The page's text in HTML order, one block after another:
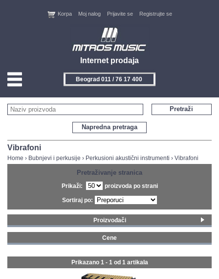
Internet prodaja
Korpa Moj nalog Prijavite se Registrujte se
Beograd 011 / 76 17 400
HOME
KONTAKT
NOVITETI
FEEDBACK
GALERIJA
Napredna pretraga
Pretraži
Vibrafoni
Home › Bubnjevi i perkusije › Perkusioni akustični instrumenti › Vibrafoni
Pretraživanje stranica
Prikaži: proizvoda po strani
Sortiraj po:
Proizvođači
Yamaha (1)
Cene
Prikazano 1 - 1 od 1 artikala